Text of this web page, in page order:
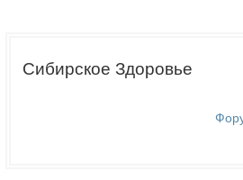
Сибирское Здоровье